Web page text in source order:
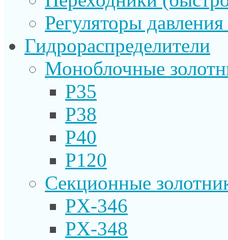
Регуляторы
Гидрораспределители
Моноблочные
P35
P38
P40
P120
Секционные
PX-346
PX-348